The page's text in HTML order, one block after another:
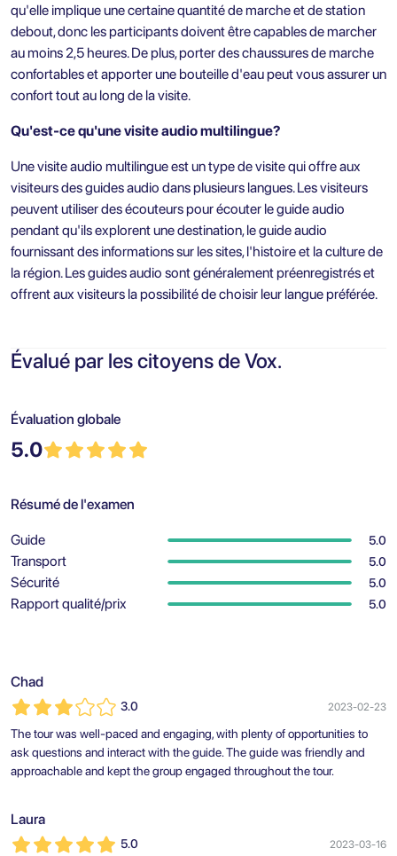
qu'elle implique une certaine quantité de marche et de station
debout, donc les participants doivent être capables de marcher
au moins 2,5 heures. De plus, porter des chaussures de marche
confortables et apporter une bouteille d'eau peut vous assurer un
confort tout au long de la visite.
Qu'est-ce qu'une visite audio multilingue?
Une visite audio multilingue est un type de visite qui offre aux
visiteurs des guides audio dans plusieurs langues. Les visiteurs
peuvent utiliser des écouteurs pour écouter le guide audio
pendant qu'ils explorent une destination, le guide audio
fournissant des informations sur les sites, l'histoire et la culture de
la région. Les guides audio sont généralement préenregistrés et
offrent aux visiteurs la possibilité de choisir leur langue préférée.
Évalué par les citoyens de Vox.
Évaluation globale
5.0
Résumé de l'examen
Guide 5.0
Transport 5.0
Sécurité 5.0
Rapport qualité/prix 5.0
Chad
3.0 2023-02-23
The tour was well-paced and engaging, with plenty of opportunities to
ask questions and interact with the guide. The guide was friendly and
approachable and kept the group engaged throughout the tour.
Laura
5.0 2023-03-16